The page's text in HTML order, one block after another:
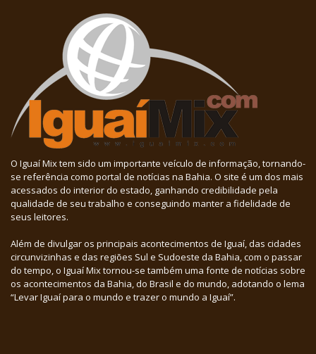
O Iguaí Mix tem sido um importante veículo de informação, tornando-
se referência como portal de notícias na Bahia. O site é um dos mais
acessados do interior do estado, ganhando credibilidade pela
qualidade de seu trabalho e conseguindo manter a fidelidade de
seus leitores.
Além de divulgar os principais acontecimentos de Iguaí, das cidades
circunvizinhas e das regiões Sul e Sudoeste da Bahia, com o passar
do tempo, o Iguaí Mix tornou-se também uma fonte de notícias sobre
os acontecimentos da Bahia, do Brasil e do mundo, adotando o lema
“Levar Iguaí para o mundo e trazer o mundo a Iguaí”.